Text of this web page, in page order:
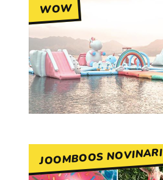
WOW
JOOMBOOS NOVINARI